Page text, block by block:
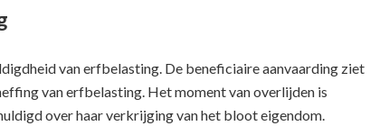
van erfbelasting. De beneficiaire aanvaarding ziet
van erfbelasting. Het moment van overlijden is
over haar verkrijging van het bloot eigendom.